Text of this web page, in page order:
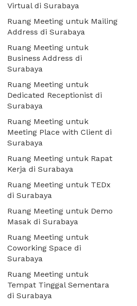
Virtual di Surabaya
Ruang Meeting untuk Mailing
Address di Surabaya
Ruang Meeting untuk
Business Address di
Surabaya
Ruang Meeting untuk
Dedicated Receptionist di
Surabaya
Ruang Meeting untuk
Meeting Place with Client di
Surabaya
Ruang Meeting untuk Rapat
Kerja di Surabaya
Ruang Meeting untuk TEDx
di Surabaya
Ruang Meeting untuk Demo
Masak di Surabaya
Ruang Meeting untuk
Coworking Space di
Surabaya
Ruang Meeting untuk
Tempat Tinggal Sementara
di Surabaya